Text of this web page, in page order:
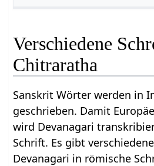
Verschiedene
Chitraratha
Sanskrit Wörter werden in
geschrieben. Damit
wird Devanagari
Schrift. Es gibt
Devanagari in römische